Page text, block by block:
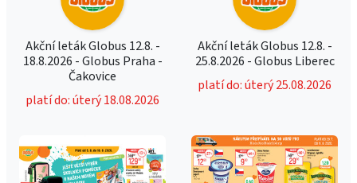
Akční leták Globus 12.8. -
18.8.2026 - Globus Praha -
Čakovice
platí do: úterý 18.08.2026
Akční leták Globus 12.8. -
25.8.2026 - Globus Liberec
platí do: úterý 25.08.2026